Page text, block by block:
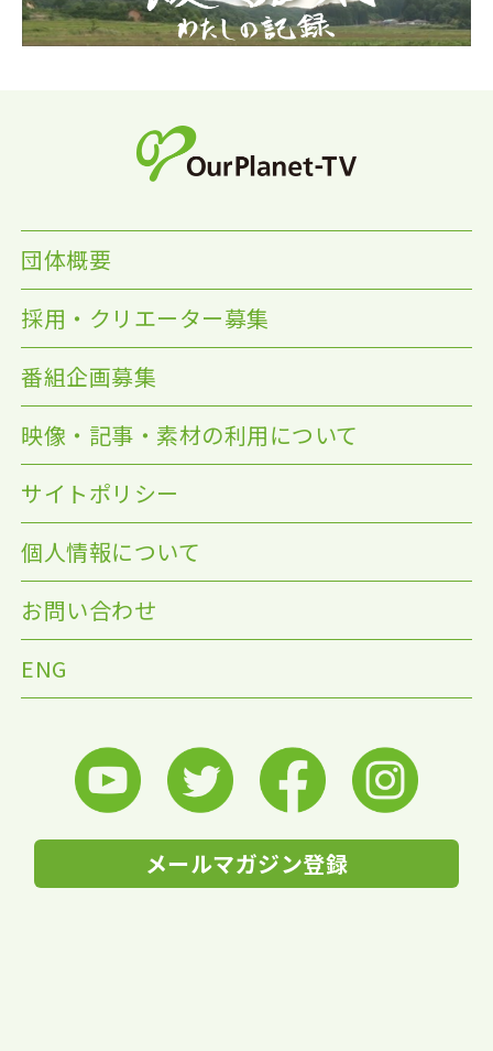
団体概要
採用・クリエーター募集
番組企画募集
映像・記事・素材の利用について
サイトポリシー
個人情報について
お問い合わせ
ENG
メールマガジン登録